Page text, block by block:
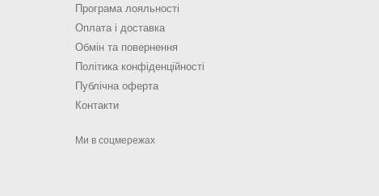
Програма лояльності
Оплата і доставка
Обмін та повернення
Політика конфіденційності
Публічна оферта
Контакти
Ми в соцмережах